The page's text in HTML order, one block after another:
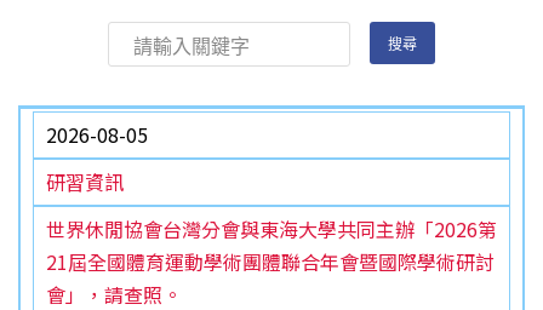
2026-08-05
研習資訊
世界休閒協會台灣分會與東海大學共同主辦「2026第
21屆全國體育運動學術團體聯合年會暨國際學術研討
會」，請查照。